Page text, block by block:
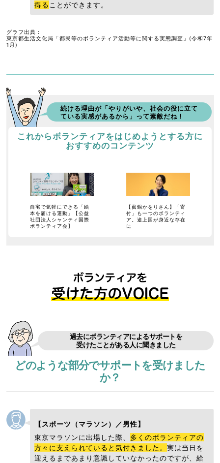
得ることができます。
グラフ出典：
東京都生活文化局「都民等のボランティア活動等に関する実態調査」(令和7年
1月)
続ける理由が「やりがいや、社会の役に立て
ている実感があるから」って素敵だね！
これからボランティアをはじめようとする方に
おすすめのコンテンツ
自宅で気軽にできる「絵
本を届ける運動」【公益
社団法人シャンティ国際
ボランティア会】
【眞鍋かをりさん】「寄
付」も一つのボランティ
ア。途上国が身近な存在
に
過去にボランティアによるサポートを
受けたことがある人に聞きました
どのような部分でサポートを受けました
か？
【スポーツ（マラソン）／男性】
東京マラソンに出場した際、 多くのボランティアの
方々に支えられていると気付きました。実は当日を
迎えるまであまり意識していなかったのですが、給